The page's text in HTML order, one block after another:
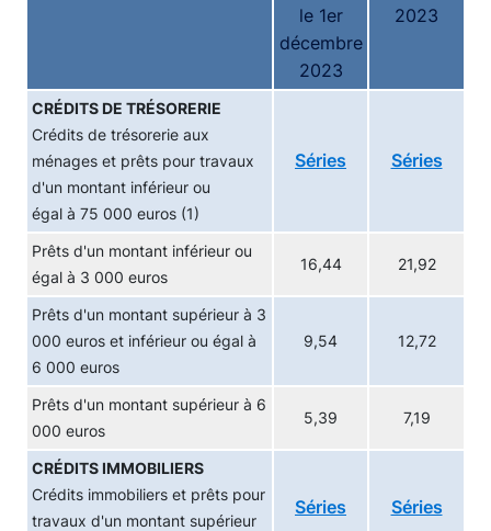
le 1er
décembre
2023
2023
CRÉDITS DE TRÉSORERIE
Crédits de trésorerie aux
ménages et prêts pour travaux
d'un montant inférieur ou
égal à 75 000 euros (1)
Séries Séries
Prêts d'un montant inférieur ou
égal à 3 000 euros
16,44 21,92
Prêts d'un montant supérieur à 3
000 euros et inférieur ou égal à
6 000 euros
9,54 12,72
Prêts d'un montant supérieur à 6
000 euros
5,39 7,19
CRÉDITS IMMOBILIERS
Crédits immobiliers et prêts pour
travaux d'un montant supérieur
Séries Séries